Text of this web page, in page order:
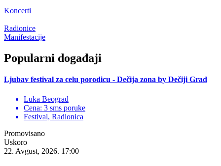
Koncerti
Radionice
Manifestacije
Popularni događaji
Ljubav festival za celu porodicu - Dečija zona by Dečiji Grad
Luka Beograd
Cena: 3 sms poruke
Festival, Radionica
Promovisano
Uskoro
22. Avgust, 2026. 17:00